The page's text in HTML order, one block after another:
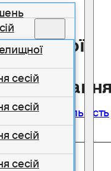
сесій
сесій
сесій
сесій
2025 Діяльність